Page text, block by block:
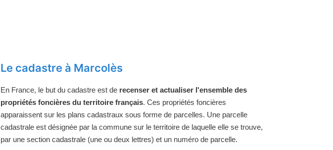
Le cadastre à Marcolès
En France, le but du cadastre est de recenser et actualiser l'ensemble des
propriétés foncières du territoire français. Ces propriétés foncières
apparaissent sur les plans cadastraux sous forme de parcelles. Une parcelle
cadastrale est désignée par la commune sur le territoire de laquelle elle se trouve,
par une section cadastrale (une ou deux lettres) et un numéro de parcelle.